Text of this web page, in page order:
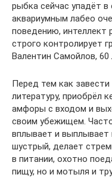
рыбка сейчас упадёт
аквариумным лабео
поведению,
строго контролирует
Валентин Самойлов, 60
Перед тем как завести
литературу, приобрёл
амфоры с входом и
своим убежищем.
вплывает и
шустрый, делает
в питании, охотно
пищу, но и мотыля и